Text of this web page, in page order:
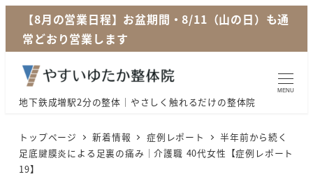
ン
【8月の営業日程】お盆期間・8/11（山の日）も通
常どおり営業します
地下鉄成増駅2分の整体｜やさしく触れるだけの整体院
MENU
トップページ 新着情報 症例レポート
半年前から続く
足底腱膜炎による足裏の痛み｜介護職 40代女性【症例レポート
19】